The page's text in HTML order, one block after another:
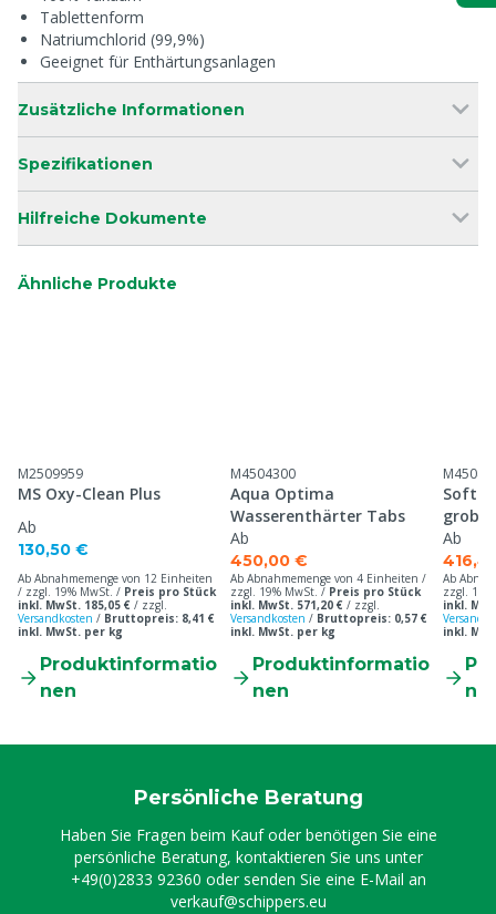
Tablettenform
Natriumchlorid (99,9%)
Geeignet für Enthärtungsanlagen
Zusätzliche Informationen
Spezifikationen
Hilfreiche Dokumente
Ähnliche Produkte
M2509959
MS Oxy-Clean Plus
Ab
130,50 €
Ab Abnahmemenge von 12 Einheiten
/ zzgl. 19% MwSt. / Preis pro Stück
inkl. MwSt. 185,05 € / zzgl.
Versandkosten / Bruttopreis: 8,41 €
inkl. MwSt. per kg
Produktinformatio
nen
M4504300
Aqua Optima
Wasserenthärter Tabs
Ab
450,00 €
Ab Abnahmemenge von 4 Einheiten /
zzgl. 19% MwSt. / Preis pro Stück
inkl. MwSt. 571,20 € / zzgl.
Versandkosten / Bruttopreis: 0,57 €
inkl. MwSt. per kg
Produktinformatio
nen
Soft-
grob
Ab
Ab
zzgl.
inkl.
inkl.
Persönliche Beratung
Haben Sie Fragen beim Kauf oder benötigen Sie eine
persönliche Beratung, kontaktieren Sie uns unter
+49(0)2833 92360 oder senden Sie eine E-Mail an
verkauf@schippers.eu